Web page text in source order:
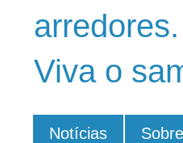
Viva o
Notícias